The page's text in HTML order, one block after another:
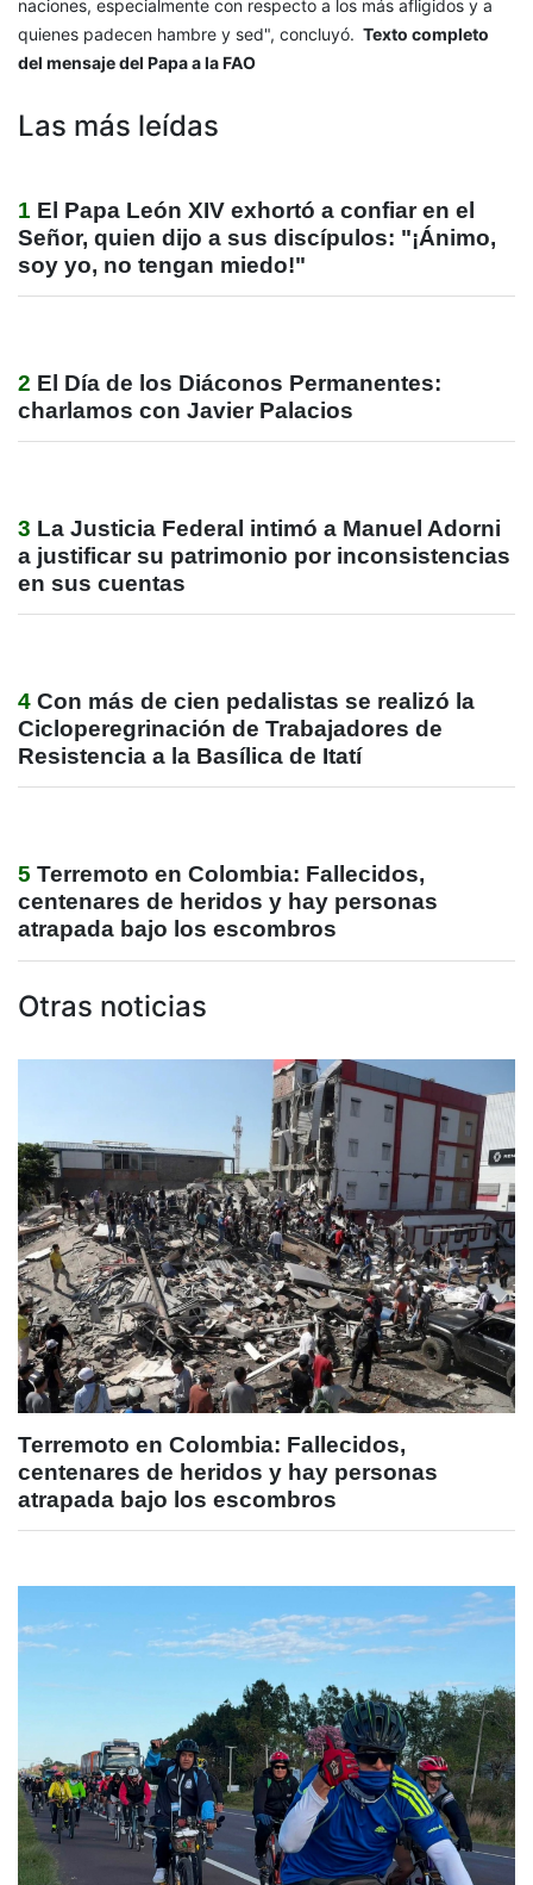
naciones, especialmente con respecto a los más afligidos y a
quienes padecen hambre y sed", concluyó. Texto completo
del mensaje del Papa a la FAO
Las más leídas
1 El Papa León XIV exhortó a confiar en el
Señor, quien dijo a sus discípulos: "¡Ánimo,
soy yo, no tengan miedo!"
2 El Día de los Diáconos Permanentes:
charlamos con Javier Palacios
3 La Justicia Federal intimó a Manuel Adorni
a justificar su patrimonio por inconsistencias
en sus cuentas
4 Con más de cien pedalistas se realizó la
Cicloperegrinación de Trabajadores de
Resistencia a la Basílica de Itatí
5 Terremoto en Colombia: Fallecidos,
centenares de heridos y hay personas
atrapada bajo los escombros
Otras noticias
Terremoto en Colombia: Fallecidos,
centenares de heridos y hay personas
atrapada bajo los escombros